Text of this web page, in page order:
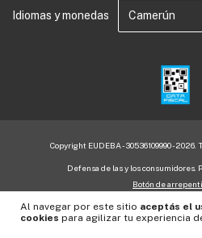
Al navegar por este sitio aceptás el
cookies para agilizar tu experiencia
Idiomas y monedas
Copyright EUDEBA - 30536109990 - 2026.
Defensa de las y los consumidores.
Botón de